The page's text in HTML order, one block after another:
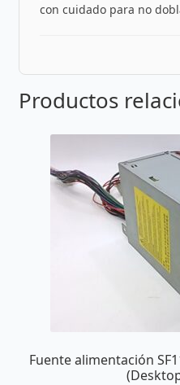
con cuidado para no
Productos
Fuente alimentación